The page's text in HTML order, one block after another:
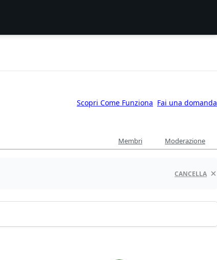
Scopri Come Funziona Fai una domanda
Membri Moderazione
CANCELLA